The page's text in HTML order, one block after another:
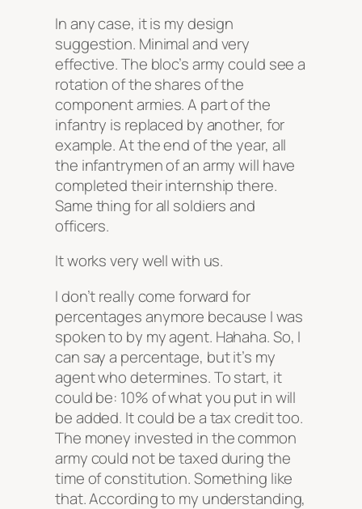
In any case, it is my design
suggestion. Minimal and very
effective. The bloc’s army could see a
rotation of the shares of the
component armies. A part of the
infantry is replaced by another, for
example. At the end of the year, all
the infantrymen of an army will have
completed their internship there.
Same thing for all soldiers and
officers.
It works very well with us.
I don’t really come forward for
percentages anymore because I was
spoken to by my agent. Hahaha. So, I
can say a percentage, but it’s my
agent who determines. To start, it
could be: 10% of what you put in will
be added. It could be a tax credit too.
The money invested in the common
army could not be taxed during the
time of constitution. Something like
that. According to my understanding,